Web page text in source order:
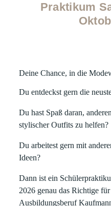
Praktikum
Deine Chance, in die
Du entdeckst gern die
Du hast Spaß daran,
stylischer Outfits zu helfen?
Du arbeitest gern mit
Ideen?
Dann ist ein
2026 genau das Richtige
Ausbildungsberuf